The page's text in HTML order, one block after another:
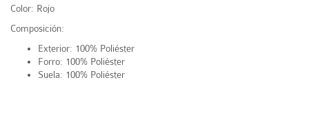
Color: Rojo
Composición:
Exterior: 100% Poliéster
Forro: 100% Poliéster
Suela: 100% Poliéster